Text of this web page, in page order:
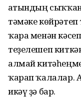
Ҡатындың
тәмәке көйрәтеп
ҡара менән
теҙелешеп
алмай
ҡарап ҡалалар.
икәү ҙә бар.